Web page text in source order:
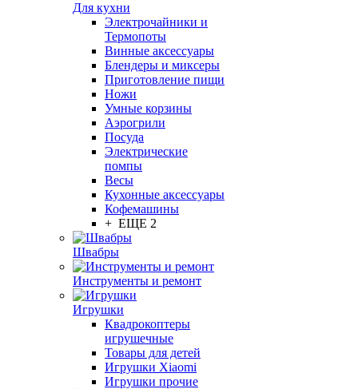
Для кухни
Электрочайники и
Термопоты
Винные аксессуары
Блендеры и миксеры
Приготовление пищи
Ножи
Умные корзины
Аэрогрили
Посуда
Электрические
помпы
Весы
Кухонные аксессуары
Кофемашины
+ ЕЩЕ 2
Швабры
Инструменты и ремонт
Игрушки
Квадрокоптеры
игрушечные
Товары для детей
Игрушки Xiaomi
Игрушки прочие